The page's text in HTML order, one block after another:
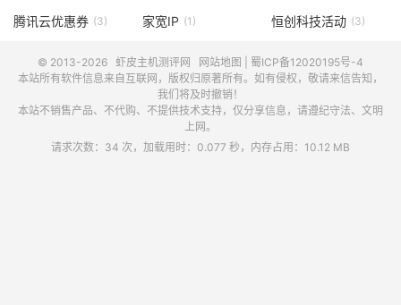
腾讯云优惠券 (3) 家宽IP (1) 恒创科技活动 (3)
© 2013-2026 虾皮主机测评网 网站地图
蜀ICP备12020195号-4
本站所有软件信息来自互联网，版权归原著所有。如有侵权，敬请来信告知，
我们将及时撤销！
本站不销售产品、不代购、不提供技术支持，仅分享信息，请遵纪守法、文明
上网。
请求次数：34 次，加载用时：0.077 秒，内存占用：10.12 MB